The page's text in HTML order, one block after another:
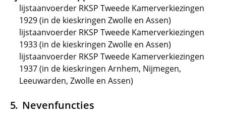
lijstaanvoerder RKSP Tweede Kamerverkiezingen
1929 (in de kieskringen Zwolle en Assen)
lijstaanvoerder RKSP Tweede Kamerverkiezingen
1933 (in de kieskringen Zwolle en Assen)
lijstaanvoerder RKSP Tweede Kamerverkiezingen
1937 (in de kieskringen Arnhem, Nijmegen,
Leeuwarden, Zwolle en Assen)
Nevenfuncties